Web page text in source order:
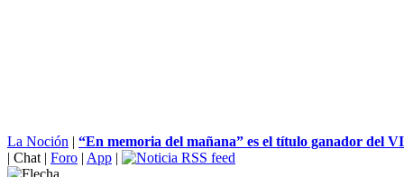
La Noción | “En memoria del mañana” es el título ganador del
| Chat | Foro | App |